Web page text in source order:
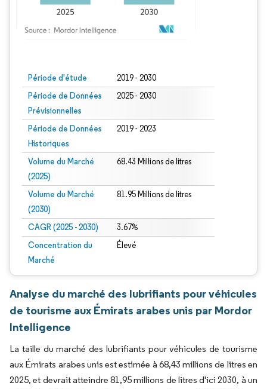
Période d'étude 2019 - 2030
Période de Données
Prévisionnelles
2025 - 2030
Période de Données
Historiques
2019 - 2023
Volume du Marché
(2025)
68.43 Millions de litres
Volume du Marché
(2030)
81.95 Millions de litres
CAGR (2025 - 2030) 3.67%
Concentration du
Marché
Élevé
Analyse du marché des lubrifiants pour véhicules
de tourisme aux Émirats arabes unis par Mordor
Intelligence
La taille du marché des lubrifiants pour véhicules de tourisme
aux Émirats arabes unis est estimée à 68,43 millions de litres en
2025, et devrait atteindre 81,95 millions de litres d'ici 2030, à un